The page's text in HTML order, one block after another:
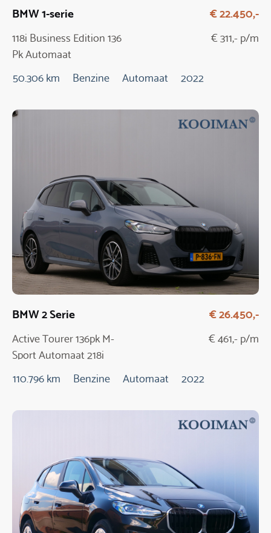
BMW 1-serie
118i Business Edition 136
Pk Automaat
€ 22.450,-
€ 311,- p/m
50.306 km Benzine Automaat 2022
BMW 2 Serie
Active Tourer 136pk M-
Sport Automaat 218i
€ 26.450,-
€ 461,- p/m
110.796 km Benzine Automaat 2022